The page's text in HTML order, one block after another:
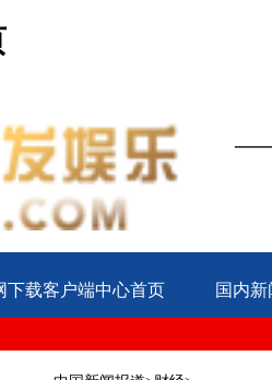
——
下载客户端中心首页 国内新